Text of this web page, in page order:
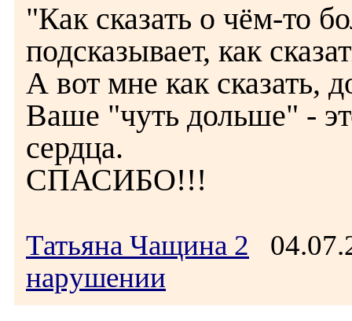
"Как сказать о чём-то
подсказывает, как
А вот мне как сказать,
Ваше "чуть дольше" -
сердца.
СПАСИБО!!!
Татьяна Чащина 2
нарушении